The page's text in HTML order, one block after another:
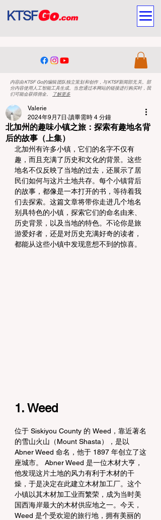
内容由KTSF Go的编辑团队独立策划和创作，与KTSF新闻部无关。部
分内容使用人工智能工具生成。当您通过本网站的链接进行购买时，我
们可能会获得佣金。
了解更多
北加州的趣味小镇之旅：探索有趣地名背
后的故事（上集）
Valerie
2024年9月7日 讀畢需時 4 分鐘
北加州有许多小镇，它们的名字不仅有
趣，而且充满了历史和文化的背景。这些
地名不仅反映了当地的过去，还展示了居
民们如何与这片土地共存。每个小镇背后
的故事，都像是一本打开的书，等待着我
们去探索。这篇文章将带你走进几个地名
别具特色的小镇，探索它们的命名由来、
历史背景，以及当地的特色。不论你是旅
游爱好者，还是对历史充满好奇的读者，
都能从这些小镇中发现意想不到的惊喜。
1. Weed
位于 Siskiyou County 的 Weed，靠近著名
的雪山火山（Mount Shasta），是以
Abner Weed 命名，他于 1897 年创立了这
座城市。 Abner Weed 是一位木材大亨，
他发现这片土地的风力有利于木材的干
燥，于是决定在此建立木材加工厂。这个
小镇以其木材加工业而繁荣，成为当时美
国西海岸最大的木材供应地之一。今天，
Weed 是个受欢迎的旅行地，拥有美丽的